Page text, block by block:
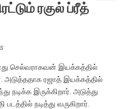
ரகுல் ப்ரீத்
செல்வராகவன் இயக்கத்தில்
அடுத்ததாக ரஜாத் இயக்கத்தில்
நடிக்க இருக்கிறார். அடுத்து
நடித்து வருகிறார்.